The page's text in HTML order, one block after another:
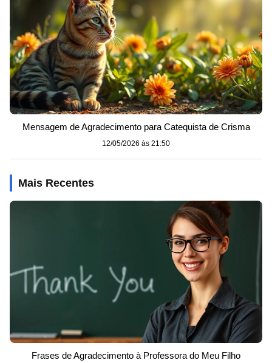
Mensagem de Agradecimento para Catequista de Crisma
12/05/2026 às 21:50
Mais Recentes
Frases de Agradecimento à Professora do Meu Filho